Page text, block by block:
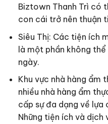
Biztown Thanh Trì có
con cái trở nên thuận
Siêu Thị: Các tiện ích
là một phần không
ngày.
Khu vực nhà hàng ẩm
nhiều nhà hàng ẩm
cấp sự đa dạng về lựa
Những tiện ích và